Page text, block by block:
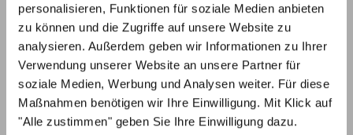
personalisieren, Funktionen für soziale Medien anbieten
zu können und die Zugriffe auf unsere Website zu
analysieren. Außerdem geben wir Informationen zu Ihrer
Verwendung unserer Website an unsere Partner für
soziale Medien, Werbung und Analysen weiter. Für diese
Maßnahmen benötigen wir Ihre Einwilligung. Mit Klick auf
"Alle zustimmen" geben Sie Ihre Einwilligung dazu.
kostenlos, nach Ihren Angaben und Vorstellungen.
Individuelle Beratung
UnsereOfenbauer stehen Ihnen von der
Ideenentwicklung bis zur fachgerechten Installation
Ihres Ofensjederzeit beratendzur Seite